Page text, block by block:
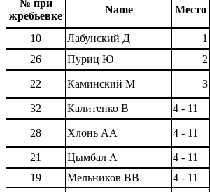
№ при
жребьевке
Name Место
10
Лабунский Д 1
26
Пуриц Ю 2
22 Каминский М 3
32 Калитенко В 4 - 11
28 Хлонь АА 4 - 11
21 Цымбал А 4 - 11
19
Мельников ВВ 4 - 11